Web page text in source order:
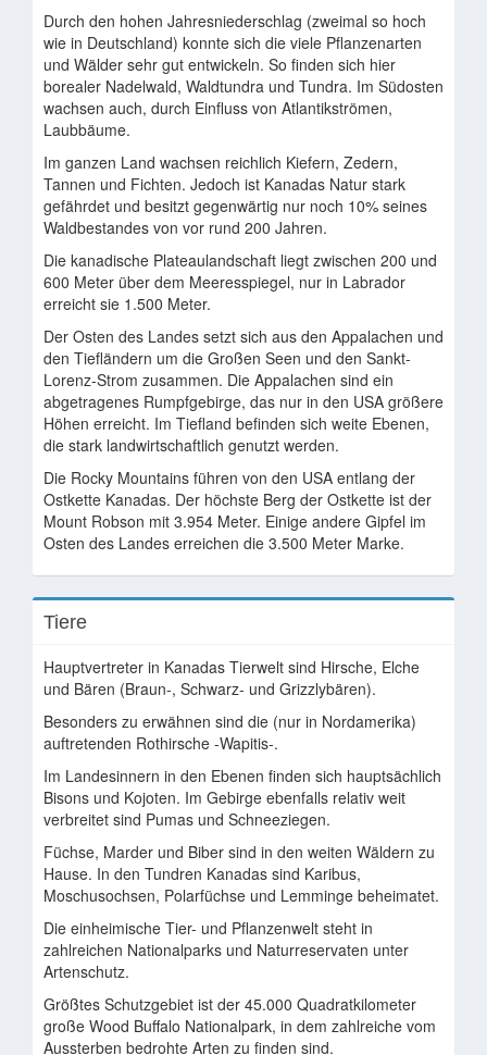
Durch den hohen Jahresniederschlag (zweimal so hoch
wie in Deutschland) konnte sich die viele Pflanzenarten
und Wälder sehr gut entwickeln. So finden sich hier
borealer Nadelwald, Waldtundra und Tundra. Im Südosten
wachsen auch, durch Einfluss von Atlantikströmen,
Laubbäume.
Im ganzen Land wachsen reichlich Kiefern, Zedern,
Tannen und Fichten. Jedoch ist Kanadas Natur stark
gefährdet und besitzt gegenwärtig nur noch 10% seines
Waldbestandes von vor rund 200 Jahren.
Die kanadische Plateaulandschaft liegt zwischen 200 und
600 Meter über dem Meeresspiegel, nur in Labrador
erreicht sie 1.500 Meter.
Der Osten des Landes setzt sich aus den Appalachen und
den Tiefländern um die Großen Seen und den Sankt-
Lorenz-Strom zusammen. Die Appalachen sind ein
abgetragenes Rumpfgebirge, das nur in den USA größere
Höhen erreicht. Im Tiefland befinden sich weite Ebenen,
die stark landwirtschaftlich genutzt werden.
Die Rocky Mountains führen von den USA entlang der
Ostkette Kanadas. Der höchste Berg der Ostkette ist der
Mount Robson mit 3.954 Meter. Einige andere Gipfel im
Osten des Landes erreichen die 3.500 Meter Marke.
Tiere
Hauptvertreter in Kanadas Tierwelt sind Hirsche, Elche
und Bären (Braun-, Schwarz- und Grizzlybären).
Besonders zu erwähnen sind die (nur in Nordamerika)
auftretenden Rothirsche -Wapitis-.
Im Landesinnern in den Ebenen finden sich hauptsächlich
Bisons und Kojoten. Im Gebirge ebenfalls relativ weit
verbreitet sind Pumas und Schneeziegen.
Füchse, Marder und Biber sind in den weiten Wäldern zu
Hause. In den Tundren Kanadas sind Karibus,
Moschusochsen, Polarfüchse und Lemminge beheimatet.
Die einheimische Tier- und Pflanzenwelt steht in
zahlreichen Nationalparks und Naturreservaten unter
Artenschutz.
Größtes Schutzgebiet ist der 45.000 Quadratkilometer
große Wood Buffalo Nationalpark, in dem zahlreiche vom
Aussterben bedrohte Arten zu finden sind.